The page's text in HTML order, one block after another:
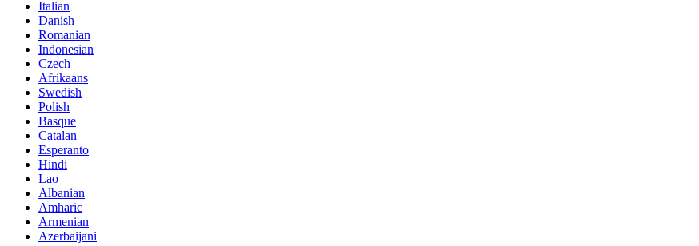
Italian
Danish
Romanian
Indonesian
Czech
Afrikaans
Swedish
Polish
Basque
Catalan
Esperanto
Hindi
Lao
Albanian
Amharic
Armenian
Azerbaijani